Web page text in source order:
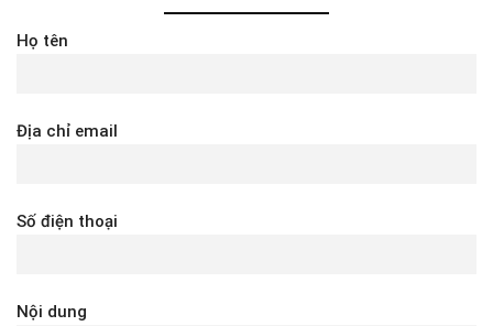
Họ tên
Địa chỉ email
Số điện thoại
Nội dung